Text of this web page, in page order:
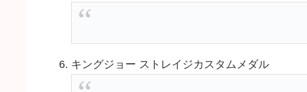
キングジョー ストレイジカスタムメダル